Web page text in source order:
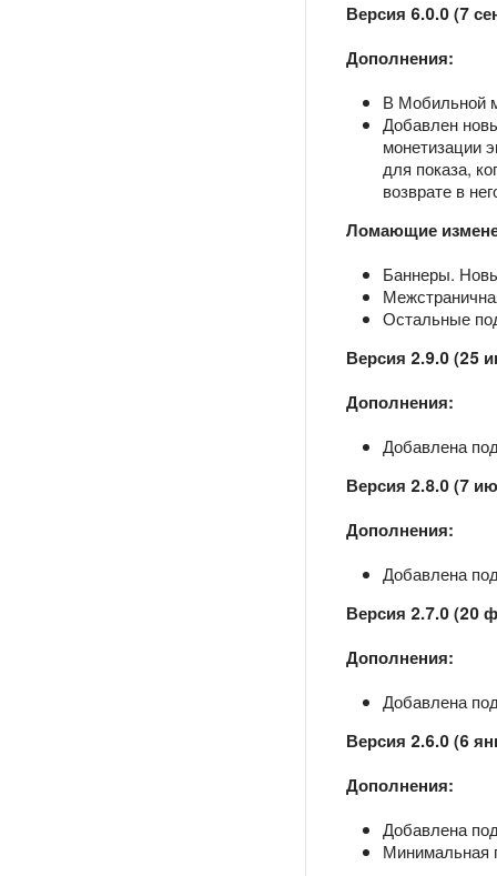
Версия 6.0.0 (7
Дополнения:
В Мобильной
Добавлен
монетизации
для показа,
возврате в
Ломающие
Баннеры.
Остальные
Версия 2.9.0 (25
Дополнения:
Добавлена
Версия 2.8.0 (7
Дополнения:
Добавлена
Версия 2.7.0 (20
Дополнения:
Добавлена
Версия 2.6.0 (6
Дополнения:
Добавлена
Минимальная